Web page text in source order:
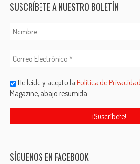
SUSCRÍBETE A NUESTRO BOLETÍN
He leído y acepto laPolítica de Privacidad
Magazine, abajo resumida
SÍGUENOS EN FACEBOOK